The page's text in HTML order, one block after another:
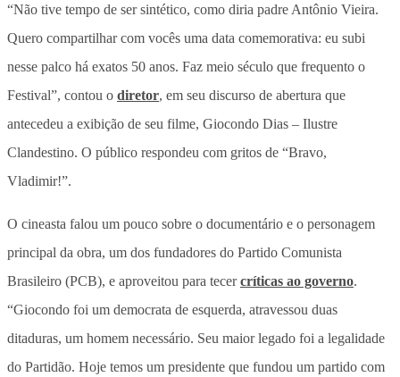
“Não tive tempo de ser sintético, como diria padre Antônio Vieira.
Quero compartilhar com vocês uma data comemorativa: eu subi
nesse palco há exatos 50 anos. Faz meio século que frequento o
Festival”, contou o diretor, em seu discurso de abertura que
antecedeu a exibição de seu filme, Giocondo Dias – Ilustre
Clandestino. O público respondeu com gritos de “Bravo,
Vladimir!”.
O cineasta falou um pouco sobre o documentário e o personagem
principal da obra, um dos fundadores do Partido Comunista
Brasileiro (PCB), e aproveitou para tecercríticas ao governo.
“Giocondo foi um democrata de esquerda, atravessou duas
ditaduras, um homem necessário. Seu maior legado foi a legalidade
do Partidão. Hoje temos um presidente que fundou um partido com